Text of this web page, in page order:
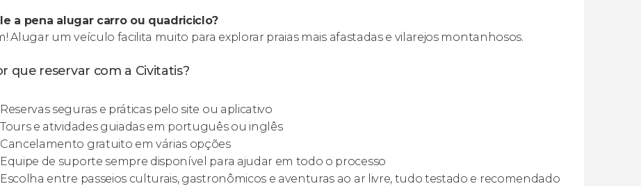
a pena alugar carro ou quadriciclo?
Alugar um veículo facilita muito para explorar praias mais afastadas e vilarejos montanhosos.
que reservar com a Civitatis?
Reservas seguras e práticas pelo site ou aplicativo
Tours e atividades guiadas em português ou inglês
Cancelamento gratuito em várias opções
Equipe de suporte sempre disponível para ajudar em todo o processo
Escolha entre passeios culturais, gastronômicos e aventuras ao ar livre, tudo testado e recomendado